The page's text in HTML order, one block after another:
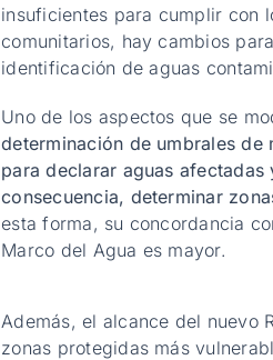
insuficientes para cumplir con
comunitarios, hay cambios
identificación de aguas
Uno de los aspectos que se
determinación de umbrales de
para declarar aguas afectadas
consecuencia, determinar
esta forma, su concordancia
Marco del Agua es mayor.
Además, el alcance del nuevo
zonas protegidas más